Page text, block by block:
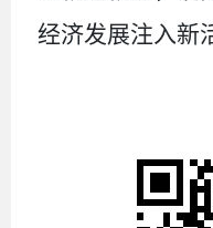
经济发展注入新